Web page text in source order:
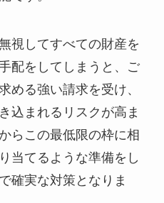
視してすべての財産を
配をしてしまうと、ご
める強い請求を受け、
込まれるリスクが高ま
らこの最低限の枠に相
当てるような準備をし
確実な対策となりま